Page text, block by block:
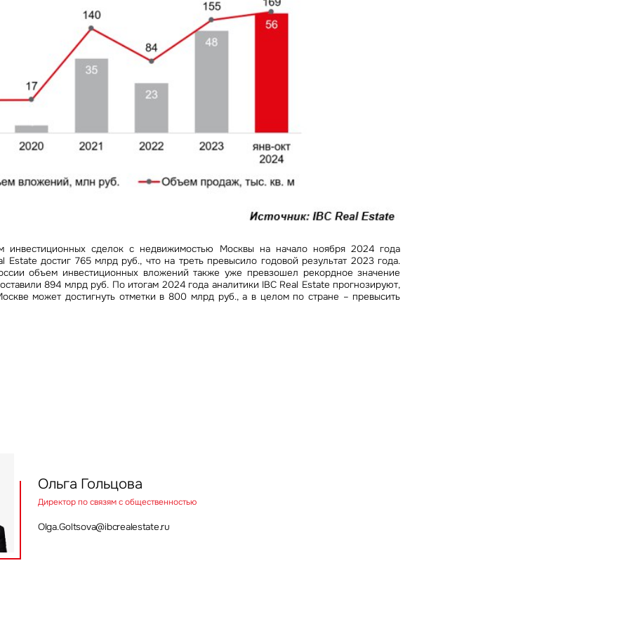
инвестиционных сделок с недвижимостью Москвы на начало ноября 2024 года
Estate достиг 765 млрд руб., что на треть превысило годовой результат 2023 года.
объем инвестиционных вложений также уже превзошел рекордное значение
894 млрд руб. По итогам 2024 года аналитики IBC Real Estate прогнозируют,
может достигнуть отметки в 800 млрд руб., а в целом по стране – превысить
Ольга Гольцова
Директор по связям с общественностью
Olga.Goltsova@ibcrealestate.ru
и Московская область
Петербург
согласие на обработку и использование ваших
персональных данных
на кнопку «Отправить», вы даете свое согласие на обработку и использование ваших персональных
персональных данных
Это обязательное поле
Неверный формат
Отправить сообщение
на кнопку «Отправить», вы даете свое согласие на обработку
ваших
Персональных данных
Это обязательное поле
Исследования и аналитика
Оценка
Управление проектами строительства
Это обязательное поле
Это обязательное поле
Нажимая на кнопку «Отправить», вы даете свое согласие
на обработку и использование ваших персональных данных